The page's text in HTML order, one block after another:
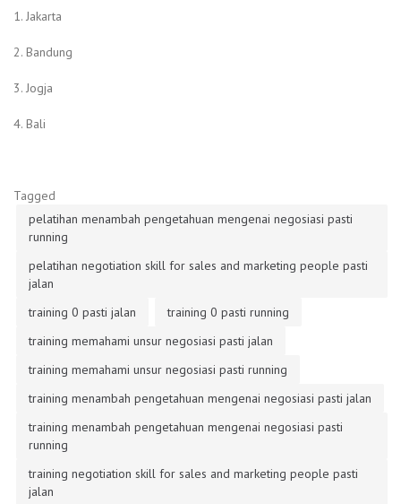
1. Jakarta
2. Bandung
3. Jogja
4. Bali
Tagged
pelatihan menambah pengetahuan mengenai negosiasi pasti
running
pelatihan negotiation skill for sales and marketing people pasti
jalan
training 0 pasti jalan
training 0 pasti running
training memahami unsur negosiasi pasti jalan
training memahami unsur negosiasi pasti running
training menambah pengetahuan mengenai negosiasi pasti jalan
training menambah pengetahuan mengenai negosiasi pasti
running
training negotiation skill for sales and marketing people pasti
jalan